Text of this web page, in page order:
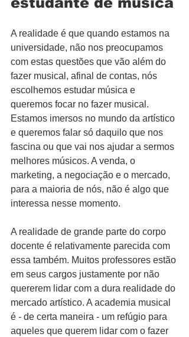
A realidade é que quando estamos na
universidade, não nos preocupamos
com estas questões que vão além do
fazer musical, afinal de contas, nós
escolhemos estudar música e
queremos focar no fazer musical.
Estamos imersos no mundo da artístico
e queremos falar só daquilo que nos
fascina ou que vai nos ajudar a sermos
melhores músicos. A venda, o
marketing, a negociação e o mercado,
para a maioria de nós, não é algo que
interessa nesse momento.
A realidade de grande parte do corpo
docente é relativamente parecida com
essa também. Muitos professores estão
em seus cargos justamente por não
quererem lidar com a dura realidade do
mercado artístico. A academia musical
é - de certa maneira - um refúgio para
aqueles que querem lidar com o fazer